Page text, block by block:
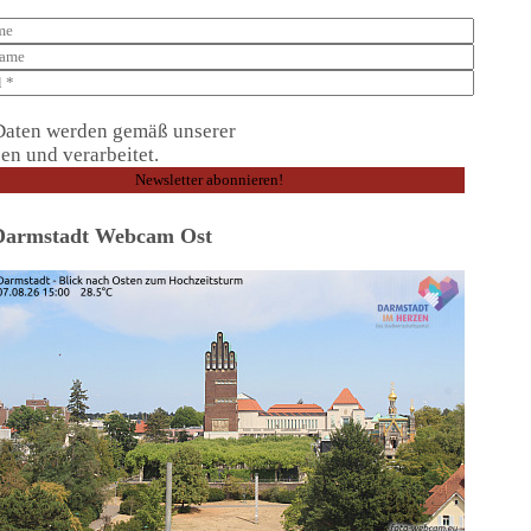
werden gemäß unserer
und verarbeitet.
Webcam Ost